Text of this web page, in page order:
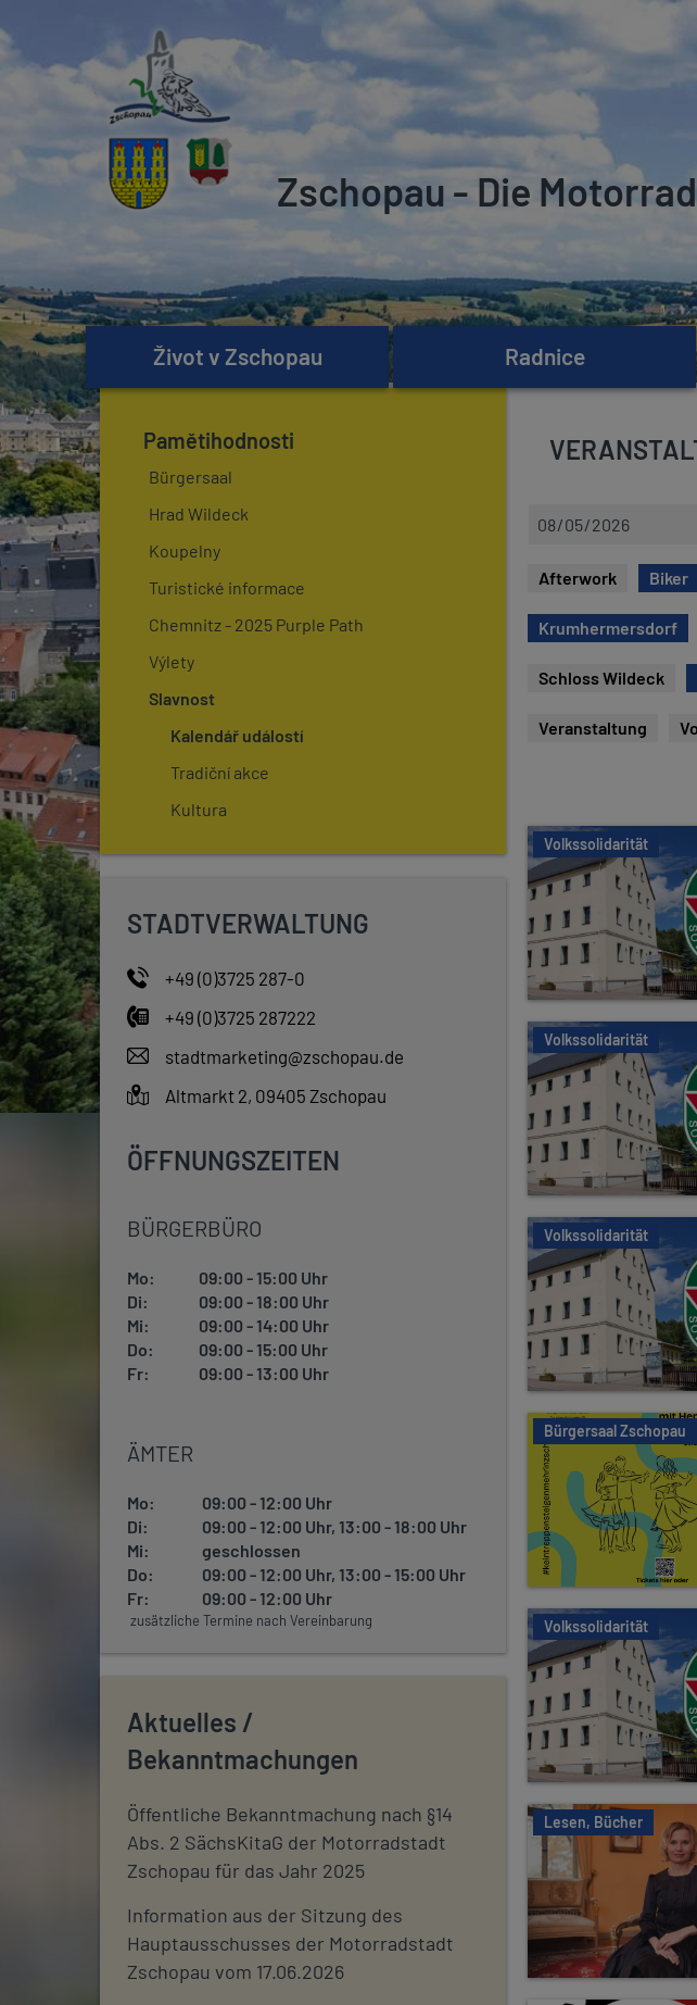
Zschopau - Die
Život v Zschopau Radnice
Pamětihodnosti
Bürgersaal
Hrad Wildeck
Koupelny
Turistické informace
Chemnitz - 2025 Purple Path
Výlety
Slavnost
Kalendář událostí
Tradiční akce
Kultura
STADTVERWALTUNG
+49 (0)3725 287-0
+49 (0)3725 287222
stadtmarketing@zschopau.de
Altmarkt 2, 09405 Zschopau
ÖFFNUNGSZEITEN
BÜRGERBÜRO
Mo:
09:00 - 15:00 Uhr
Di:
09:00 - 18:00 Uhr
Mi:
09:00 - 14:00 Uhr
Do:
09:00 - 15:00 Uhr
Fr:
09:00 - 13:00 Uhr
ÄMTER
Mo:
09:00 - 12:00 Uhr
Di:
09:00 - 12:00 Uhr, 13:00 - 18:00 Uhr
Mi:
geschlossen
Do:
09:00 - 12:00 Uhr, 13:00 - 15:00 Uhr
Fr:
09:00 - 12:00 Uhr
zusätzliche Termine nach Vereinbarung
Aktuelles /
Bekanntmachungen
Öffentliche Bekanntmachung nach §14
Abs. 2 SächsKitaG der Motorradstadt
Zschopau für das Jahr 2025
Information aus der Sitzung des
Hauptausschusses der Motorradstadt
Zschopau vom 17.06.2026
m
Afterwork Biker
Krumhermersdorf
Schloss Wildeck
Veranstaltung
Volkssolidarität
Volkssolidarität
Volkssolidarität
Bürgersaal Zschopau
Volkssolidarität
Lesen, Bücher